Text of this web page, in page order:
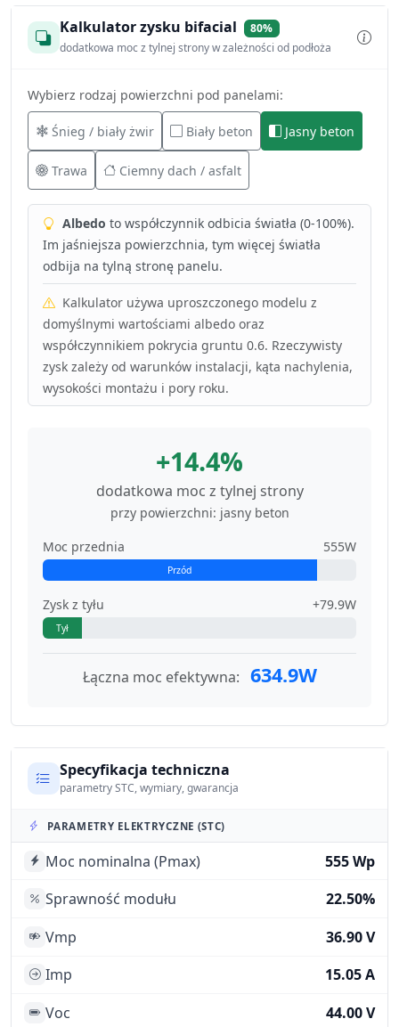
Kalkulator zysku bifacial
80%
dodatkowa moc z tylnej strony w zależności od podłoża
Wybierz rodzaj powierzchni pod panelami:
Śnieg / biały żwir Biały beton Jasny beton
Trawa Ciemny dach / asfalt
Albedo to współczynnik odbicia światła (0-100%).
Im jaśniejsza powierzchnia, tym więcej światła
odbija na tylną stronę panelu.
Kalkulator używa uproszczonego modelu z
domyślnymi wartościami albedo oraz
współczynnikiem pokrycia gruntu 0.6. Rzeczywisty
zysk zależy od warunków instalacji, kąta nachylenia,
wysokości montażu i pory roku.
+14.4%
dodatkowa moc z tylnej strony
przy powierzchni: jasny beton
Moc przednia
555W
Przód
Zysk z tyłu +79.9W
Tył
Łączna moc efektywna: 634.9W
Specyfikacja techniczna
parametry STC, wymiary, gwarancja
PARAMETRY ELEKTRYCZNE (STC)
Moc nominalna (Pmax)
555 Wp
Sprawność modułu
22.50%
Vmp
36.90 V
Imp
15.05 A
Voc
44.00 V